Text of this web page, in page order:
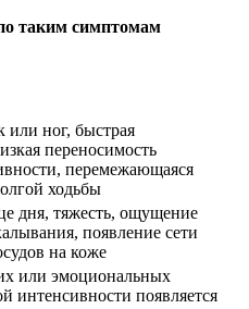
таким симптомам
или ног, быстрая
переносимость
перемежающаяся
ходьбы
дня, тяжесть, ощущение
появление сети
на коже
или эмоциональных
интенсивности появляется